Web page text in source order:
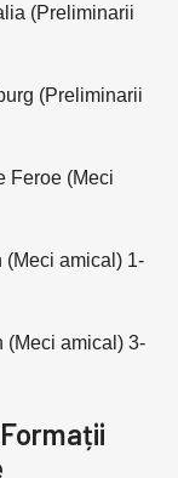
(Preliminarii
(Preliminarii
Feroe (Meci
(Meci amical) 1-
(Meci amical) 3-